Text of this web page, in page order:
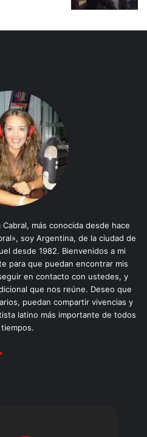
más conocida desde hace
soy Argentina, de la ciudad de
desde 1982. Bienvenidos a mi
para que puedan encontrar mis
en contacto con ustedes, y
que nos reúne. Deseo que
puedan compartir vivencias y
latino más importante de todos